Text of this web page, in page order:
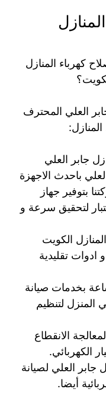
كهرباء المنازل
العلي المحترف
جابر العلي
باحدث الاجهزة
بتوفير جهاز
لتحقيق سرعة و
الكويت
ادوات تقليدية
عامل كهربائي 24 ساعة بخدمات صيانة
المنزل لتنظيم
الانقطاع
الكهربائي.
جابر العلي لصيانة
أيضا.